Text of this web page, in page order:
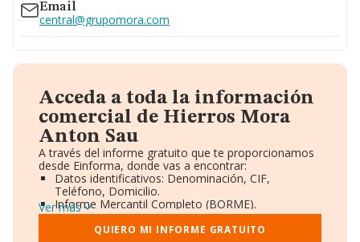
Email
central@grupomora.com
Acceda a toda la información
comercial de Hierros Mora
Anton Sau
A través del informe gratuito que te proporcionamos
desde Einforma, donde vas a encontrar:
Datos identificativos: Denominación, CIF,
Teléfono, Domicilio.
Informe Mercantil Completo (BORME).
Gráficos de Evolución Ventas y Empleados.
Consejo de Administración y Administradores.
Ver más
QUIERO MI INFORME GRATUITO